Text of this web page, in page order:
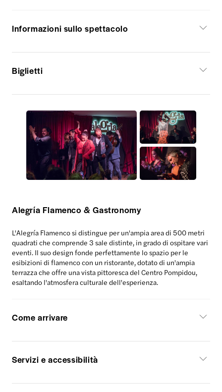
Informazioni sullo spettacolo
Biglietti
Alegría Flamenco & Gastronomy
L'Alegría Flamenco si distingue per un'ampia area di 500 metri
quadrati che comprende 3 sale distinte, in grado di ospitare vari
eventi. Il suo design fonde perfettamente lo spazio per le
esibizioni di flamenco con un ristorante, dotato di un'ampia
terrazza che offre una vista pittoresca del Centro Pompidou,
esaltando l'atmosfera culturale dell'esperienza.
Come arrivare
Servizi e accessibilità